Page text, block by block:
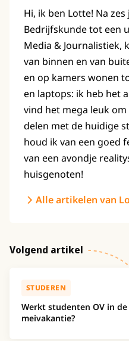
Hi, ik ben Lotte! Na
Bedrijfskunde tot een
Media & Journalistiek,
van binnen en van
en op kamers wonen
en laptops: ik heb het
vind het mega leuk
delen met de huidige
houd ik van een goed
van een avondje
huisgenoten!
Alle artikelen van
Volgend artikel
STUDEREN
Werkt studenten OV in de
meivakantie?